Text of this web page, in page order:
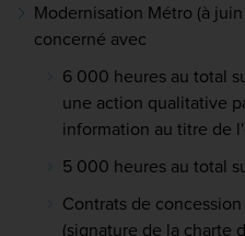
Modernisation Métro (à
concerné avec
6 000 heures au total
une action qualitative
information au titre de
5 000 heures au total
Contrats de
(signature de la charte